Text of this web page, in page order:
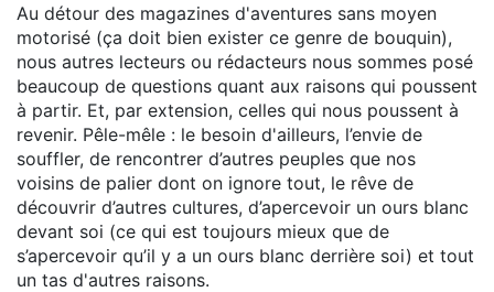
Au détour des magazines d'aventures sans moyen
motorisé (ça doit bien exister ce genre de bouquin),
nous autres lecteurs ou rédacteurs nous sommes posé
beaucoup de questions quant aux raisons qui poussent
à partir. Et, par extension, celles qui nous poussent à
revenir. Pêle-mêle : le besoin d'ailleurs, l’envie de
souffler, de rencontrer d’autres peuples que nos
voisins de palier dont on ignore tout, le rêve de
découvrir d’autres cultures, d’apercevoir un ours blanc
devant soi (ce qui est toujours mieux que de
s’apercevoir qu’il y a un ours blanc derrière soi) et tout
un tas d'autres raisons.